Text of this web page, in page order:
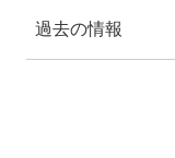
過去の情報